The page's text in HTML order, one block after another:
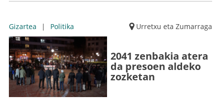
Gizartea | Politika Urretxu eta Zumarraga
2041 zenbakia atera
da presoen aldeko
zozketan